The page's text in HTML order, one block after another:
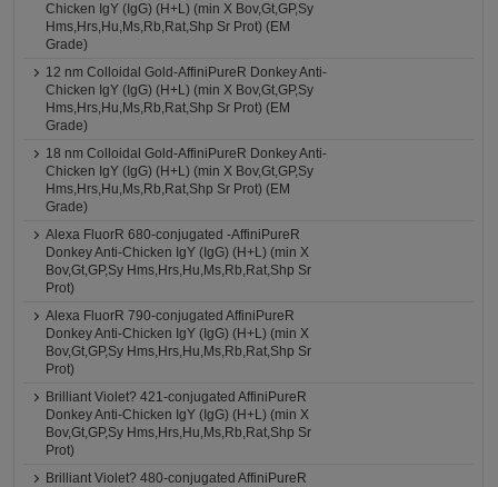
Chicken IgY (IgG) (H+L) (min X Bov,Gt,GP,Sy
Hms,Hrs,Hu,Ms,Rb,Rat,Shp Sr Prot) (EM
Grade)
12 nm Colloidal Gold-AffiniPureR Donkey Anti-
Chicken IgY (IgG) (H+L) (min X Bov,Gt,GP,Sy
Hms,Hrs,Hu,Ms,Rb,Rat,Shp Sr Prot) (EM
Grade)
18 nm Colloidal Gold-AffiniPureR Donkey Anti-
Chicken IgY (IgG) (H+L) (min X Bov,Gt,GP,Sy
Hms,Hrs,Hu,Ms,Rb,Rat,Shp Sr Prot) (EM
Grade)
Alexa FluorR 680-conjugated -AffiniPureR
Donkey Anti-Chicken IgY (IgG) (H+L) (min X
Bov,Gt,GP,Sy Hms,Hrs,Hu,Ms,Rb,Rat,Shp Sr
Prot)
Alexa FluorR 790-conjugated AffiniPureR
Donkey Anti-Chicken IgY (IgG) (H+L) (min X
Bov,Gt,GP,Sy Hms,Hrs,Hu,Ms,Rb,Rat,Shp Sr
Prot)
Brilliant Violet? 421-conjugated AffiniPureR
Donkey Anti-Chicken IgY (IgG) (H+L) (min X
Bov,Gt,GP,Sy Hms,Hrs,Hu,Ms,Rb,Rat,Shp Sr
Prot)
Brilliant Violet? 480-conjugated AffiniPureR